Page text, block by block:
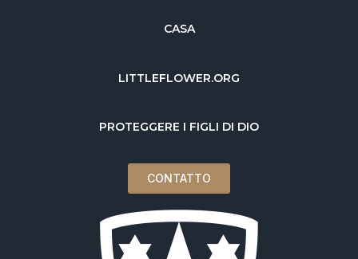
CASA
LITTLEFLOWER.ORG
PROTEGGERE I FIGLI DI DIO
CONTATTO